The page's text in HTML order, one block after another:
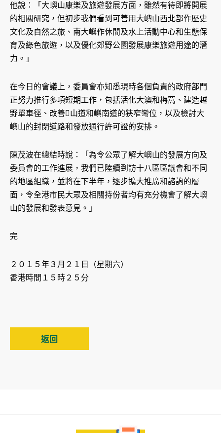
他說：「大嶼山康樂及旅遊發展方面，雖然有待即將開展
的相關研究，但初步我們看到可善用大嶼山西北部作歷史
文化及自然之旅、南大嶼作休閒及水上活動中心和生態保
育及綠色旅遊，以及優化郊野公園發展康樂旅遊用途的潛
力。」
在今日的會議上，委員會亦知悉現時各個負責的政府部門
正努力推行多項短期工作，包括活化大澳和梅窩、建造越
野單車徑、改善山道和嶼南道的狹窄彎位，以及檢討大
嶼山的封閉道路和發放通行許可證的安排。
陳茂波在總結時說：「為令公眾了解大嶼山的發展方向及
委員會的工作進展，我們已陸續到訪十八區區議會和不同
的地區組織，並將在下半年，逐步擴大推廣和諮詢的層
面，令全港市民大眾及相關持份者均有充分機會了解大嶼
山的發展和發表意見。」
完
２０１５年３月２１日（星期六）
香港時間１５時２５分
返回